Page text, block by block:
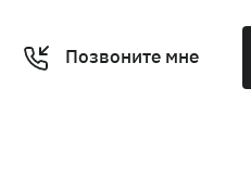
Позвоните мне